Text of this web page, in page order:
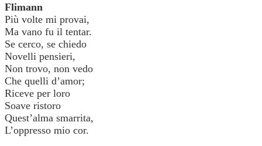
Flimann
Più volte mi provai,
Ma vano fu il tentar.
Se cerco, se chiedo
Novelli pensieri,
Non trovo, non vedo
Che quelli d’amor;
Riceve per loro
Soave ristoro
Quest’alma smarrita,
L’oppresso mio cor.